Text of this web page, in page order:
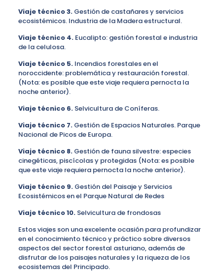
Viaje técnico3. Gestión de castañares y servicios
ecosistémicos. Industria de la Madera estructural.
Viaje técnico4.Eucalipto: gestión forestal e industria
de la celulosa.
Viaje técnico 5.Incendios forestales en el
noroccidente: problemática y restauración forestal.
(Nota: es posible que este viaje requiera pernocta la
noche anterior).
Viaje técnico6. Selvicultura de Coníferas.
Viaje técnico7. Gestión de Espacios Naturales. Parque
Nacional de Picos de Europa.
Viaje técnico 8. Gestión de fauna silvestre: especies
cinegéticas, piscícolas y protegidas (Nota: es posible
que este viaje requiera pernocta la noche anterior).
Viaje técnico 9. Gestión del Paisaje y Servicios
Ecosistémicos en el Parque Natural de Redes
Viaje técnico10. Selvicultura de frondosas
Estos viajes son una excelente ocasión para profundizar
en el conocimiento técnico y práctico sobre diversos
aspectos del sector forestal asturiano, además de
disfrutar de los paisajes naturales y la riqueza de los
ecosistemas del Principado.